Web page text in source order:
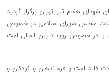
هفتم تیر تهران برگزار گردید
سنت مجلس شورای اسلامی در خصوص
در خصوص رویداد بین المللی امت
قائد امت و فرماندهان و کودکان و